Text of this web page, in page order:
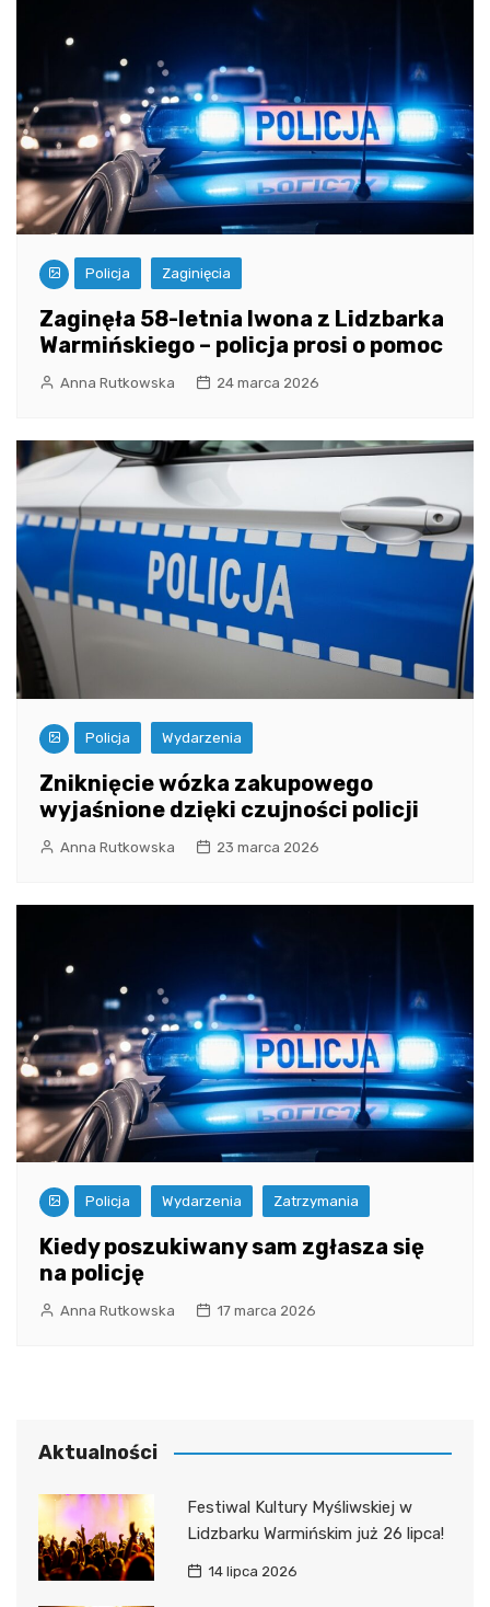
Policja Zaginięcia
Zaginęła 58-letnia Iwona z Lidzbarka
Warmińskiego – policja prosi o pomoc
Anna Rutkowska 24 marca 2026
Policja Wydarzenia
Zniknięcie wózka zakupowego
wyjaśnione dzięki czujności policji
Anna Rutkowska 23 marca 2026
Policja Wydarzenia Zatrzymania
Kiedy poszukiwany sam zgłasza się
na policję
Anna Rutkowska 17 marca 2026
Aktualności
Festiwal Kultury Myśliwskiej w
Lidzbarku Warmińskim już 26 lipca!
14 lipca 2026